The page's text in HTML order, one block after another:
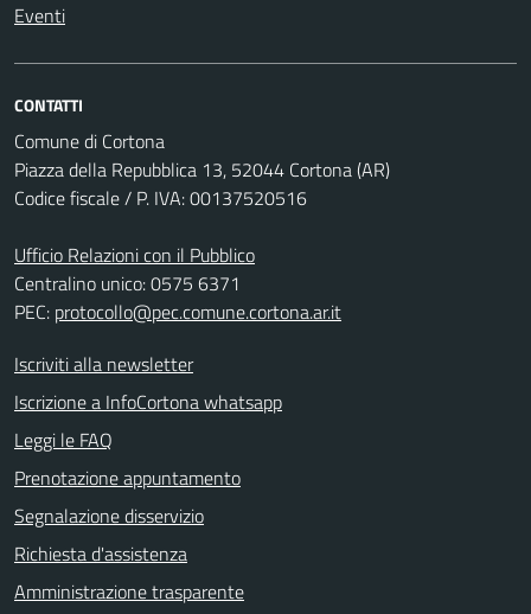
Eventi
CONTATTI
Comune di Cortona
Piazza della Repubblica 13, 52044 Cortona (AR)
Codice fiscale / P. IVA: 00137520516
Ufficio Relazioni con il Pubblico
Centralino unico: 0575 6371
PEC: protocollo@pec.comune.cortona.ar.it
Iscriviti alla newsletter
Iscrizione a InfoCortona whatsapp
Leggi le FAQ
Prenotazione appuntamento
Segnalazione disservizio
Richiesta d'assistenza
Amministrazione trasparente